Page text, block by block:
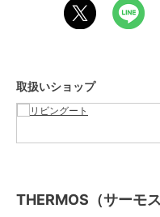
【ブランド】
夏も冬も永く愛用できる高品
ブランド
商品カテゴリ お弁当
箱・タ
取扱いショップ
THERMOS（サーモ